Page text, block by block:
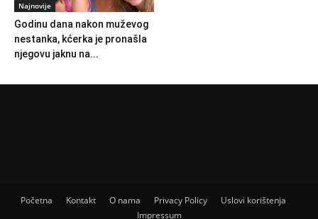
Najnovije
Godinu dana nakon muževog
nestanka, kćerka je pronašla
njegovu jaknu na...
Početna Kontakt O nama Privacy Policy
Uslovi korištenja
Impressum